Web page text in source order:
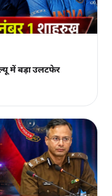
में बड़ा उलटफेर